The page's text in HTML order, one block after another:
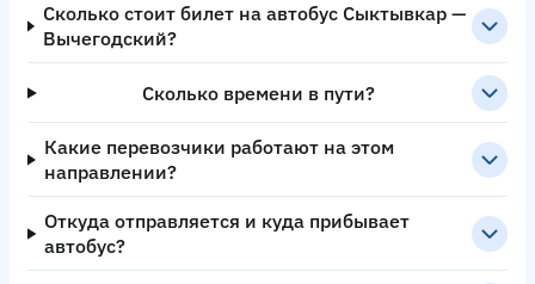
Сколько стоит билет на автобус Сыктывкар —
Вычегодский?
Сколько времени в пути?
Какие перевозчики работают на этом
направлении?
Откуда отправляется и куда прибывает
автобус?